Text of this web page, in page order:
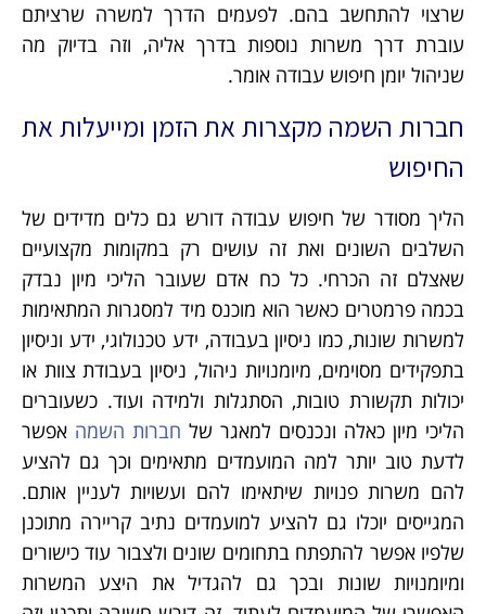
שרצוי להתחשב בהם. לפעמים הדרך למשרה שרציתם
עוברת דרך משרות נוספות בדרך אליה, וזה בדיוק מה
שניהול יומן חיפוש עבודה אומר.
חברות השמה מקצרות את הזמן ומייעלות את
החיפוש
הליך מסודר של חיפוש עבודה דורש גם כלים מדידים של
השלבים השונים ואת זה עושים רק במקומות מקצועיים
שאצלם זה הכרחי. כל כח אדם שעובר הליכי מיון נבדק
בכמה פרמטרים כאשר הוא מוכנס מיד למסגרות המתאימות
למשרות שונות, כמו ניסיון בעבודה, ידע טכנולוגי, ידע וניסיון
בתפקידים מסוימים, מיומנויות ניהול, ניסיון בעבודת צוות או
יכולות תקשורת טובות, הסתגלות ולמידה ועוד. כשעוברים
הליכי מיון כאלה ונכנסים למאגר של חברות השמה אפשר
לדעת טוב יותר למה המועמדים מתאימים וכך גם להציע
להם משרות פנויות שיתאימו להם ועשויות לעניין אותם.
המגייסים יוכלו גם להציע למועמדים נתיב קריירה מתוכנן
שלפיו אפשר להתפתח בתחומים שונים ולצבור עוד כישורים
ומיומנויות שונות ובכך גם להגדיל את היצע המשרות